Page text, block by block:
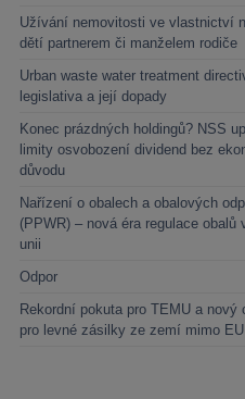
Užívání nemovitosti ve vlastnictví
dětí partnerem či manželem rodiče
Urban waste water treatment
legislativa a její dopady
Konec prázdných holdingů? NSS
limity osvobození dividend bez
důvodu
Nařízení o obalech a obalových
(PPWR) – nová éra regulace obalů
unii
Odpor
Rekordní pokuta pro TEMU a nový
pro levné zásilky ze zemí mimo EU